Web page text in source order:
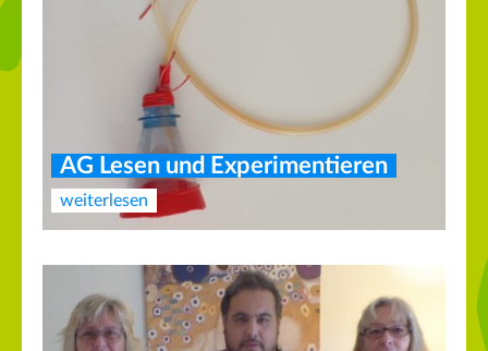
AG Lesen und Experimentieren
weiterlesen